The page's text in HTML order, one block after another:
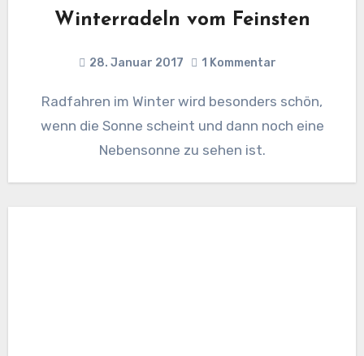
Winterradeln vom Feinsten
28. Januar 2017 1 Kommentar
Radfahren im Winter wird besonders schön,
wenn die Sonne scheint und dann noch eine
Nebensonne zu sehen ist.